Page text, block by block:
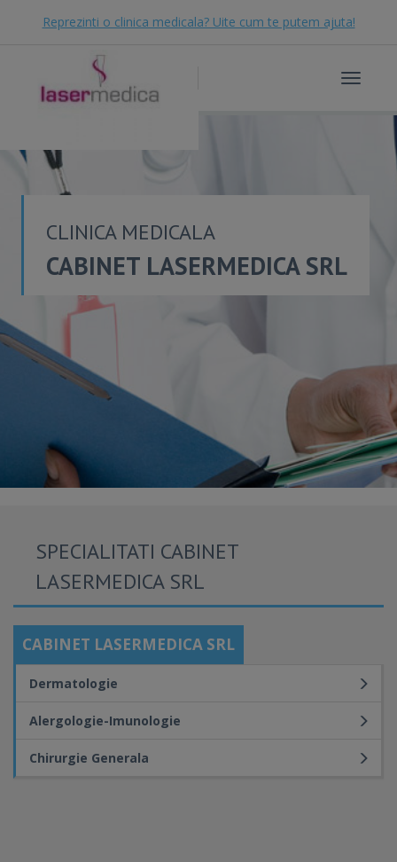
Reprezinti o clinica medicala? Uite cum te putem ajuta!
Toggle
CLINICA MEDICALA
CABINET LASERMEDICA SRL
SPECIALITATI CABINET
LASERMEDICA SRL
CABINET LASERMEDICA SRL
Dermatologie
Alergologie-Imunologie
Chirurgie Generala